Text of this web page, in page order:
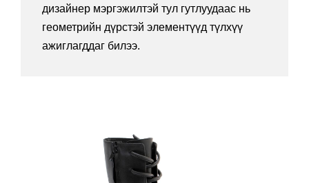
дизайнер мэргэжилтэй тул гутлуудаас нь
геометрийн дүрстэй элементүүд түлхүү
ажиглагддаг билээ.